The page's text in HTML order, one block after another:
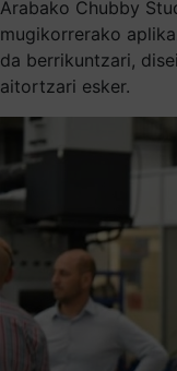
Arabako Chubby
mugikorrerako
da berrikuntzari,
aitortzari esker.